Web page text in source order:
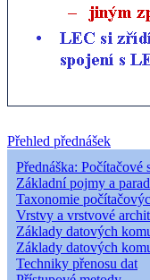
Přehled přednášek
Přednáška: Počítačové
Základní pojmy a
Taxonomie
Vrstvy a vrstvové
Základy datových
Základy datových
Techniky přenosu dat